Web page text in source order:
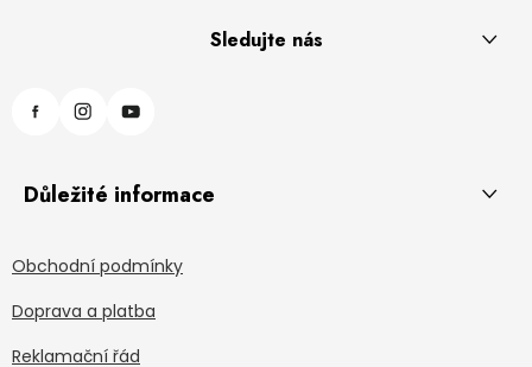
Sledujte nás
Důležité informace
Obchodní podmínky
Doprava a platba
Reklamační řád